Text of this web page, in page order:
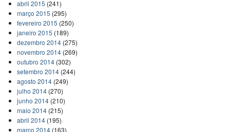
abril 2015 (241)
março 2015 (295)
fevereiro 2015 (250)
janeiro 2015 (189)
dezembro 2014(275)
novembro 2014(269)
outubro 2014(302)
setembro 2014(244)
agosto 2014(249)
julho 2014(270)
junho 2014(210)
maio 2014(215)
abril 2014(195)
março 2014(163)